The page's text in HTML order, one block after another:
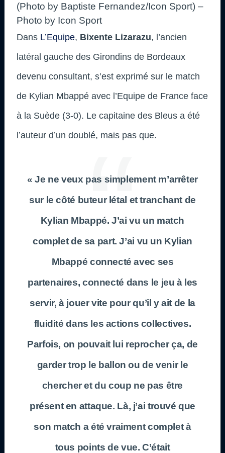
(Photo by Baptiste Fernandez/Icon Sport) –
Photo by Icon Sport
Dans L’Equipe, Bixente Lizarazu, l’ancien
latéral gauche des Girondins de Bordeaux
devenu consultant, s’est exprimé sur le match
de Kylian Mbappé avec l’Equipe de France face
à la Suède (3-0). Le capitaine des Bleus a été
l’auteur d’un doublé, mais pas que.
« Je ne veux pas simplement m’arrêter
sur le côté buteur létal et tranchant de
Kylian Mbappé. J’ai vu un match
complet de sa part. J’ai vu un Kylian
Mbappé connecté avec ses
partenaires, connecté dans le jeu à les
servir, à jouer vite pour qu’il y ait de la
fluidité dans les actions collectives.
Parfois, on pouvait lui reprocher ça, de
garder trop le ballon ou de venir le
chercher et du coup ne pas être
présent en attaque. Là, j’ai trouvé que
son match a été vraiment complet à
tous points de vue. C’était